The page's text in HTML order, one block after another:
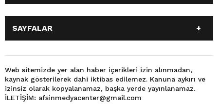
ANASAYFA
GÜNDEM
SİYASET
SPOR
EKONOMİ
TEKNOLOJİ
3. SAYFA
BÜYÜKŞEHİR BELEDİYESİ
DÜNYA
FOTO GALERİ
KÜLTÜR SANAT
MAGAZİN
OTOMOBİL
SAYFALAR
SİYASET
EĞİTİM
SPOR
EKONOMİ
TEKNOLOJİ
3. SAYFA
Web sitemizde yer alan haber içerikleri izin alınmadan,
kaynak gösterilerek dahi iktibas edilemez. Kanuna aykırı ve
izinsiz olarak kopyalanamaz, başka yerde yayınlanamaz.
İLETİŞİM: afsinmedyacenter@gmail.com